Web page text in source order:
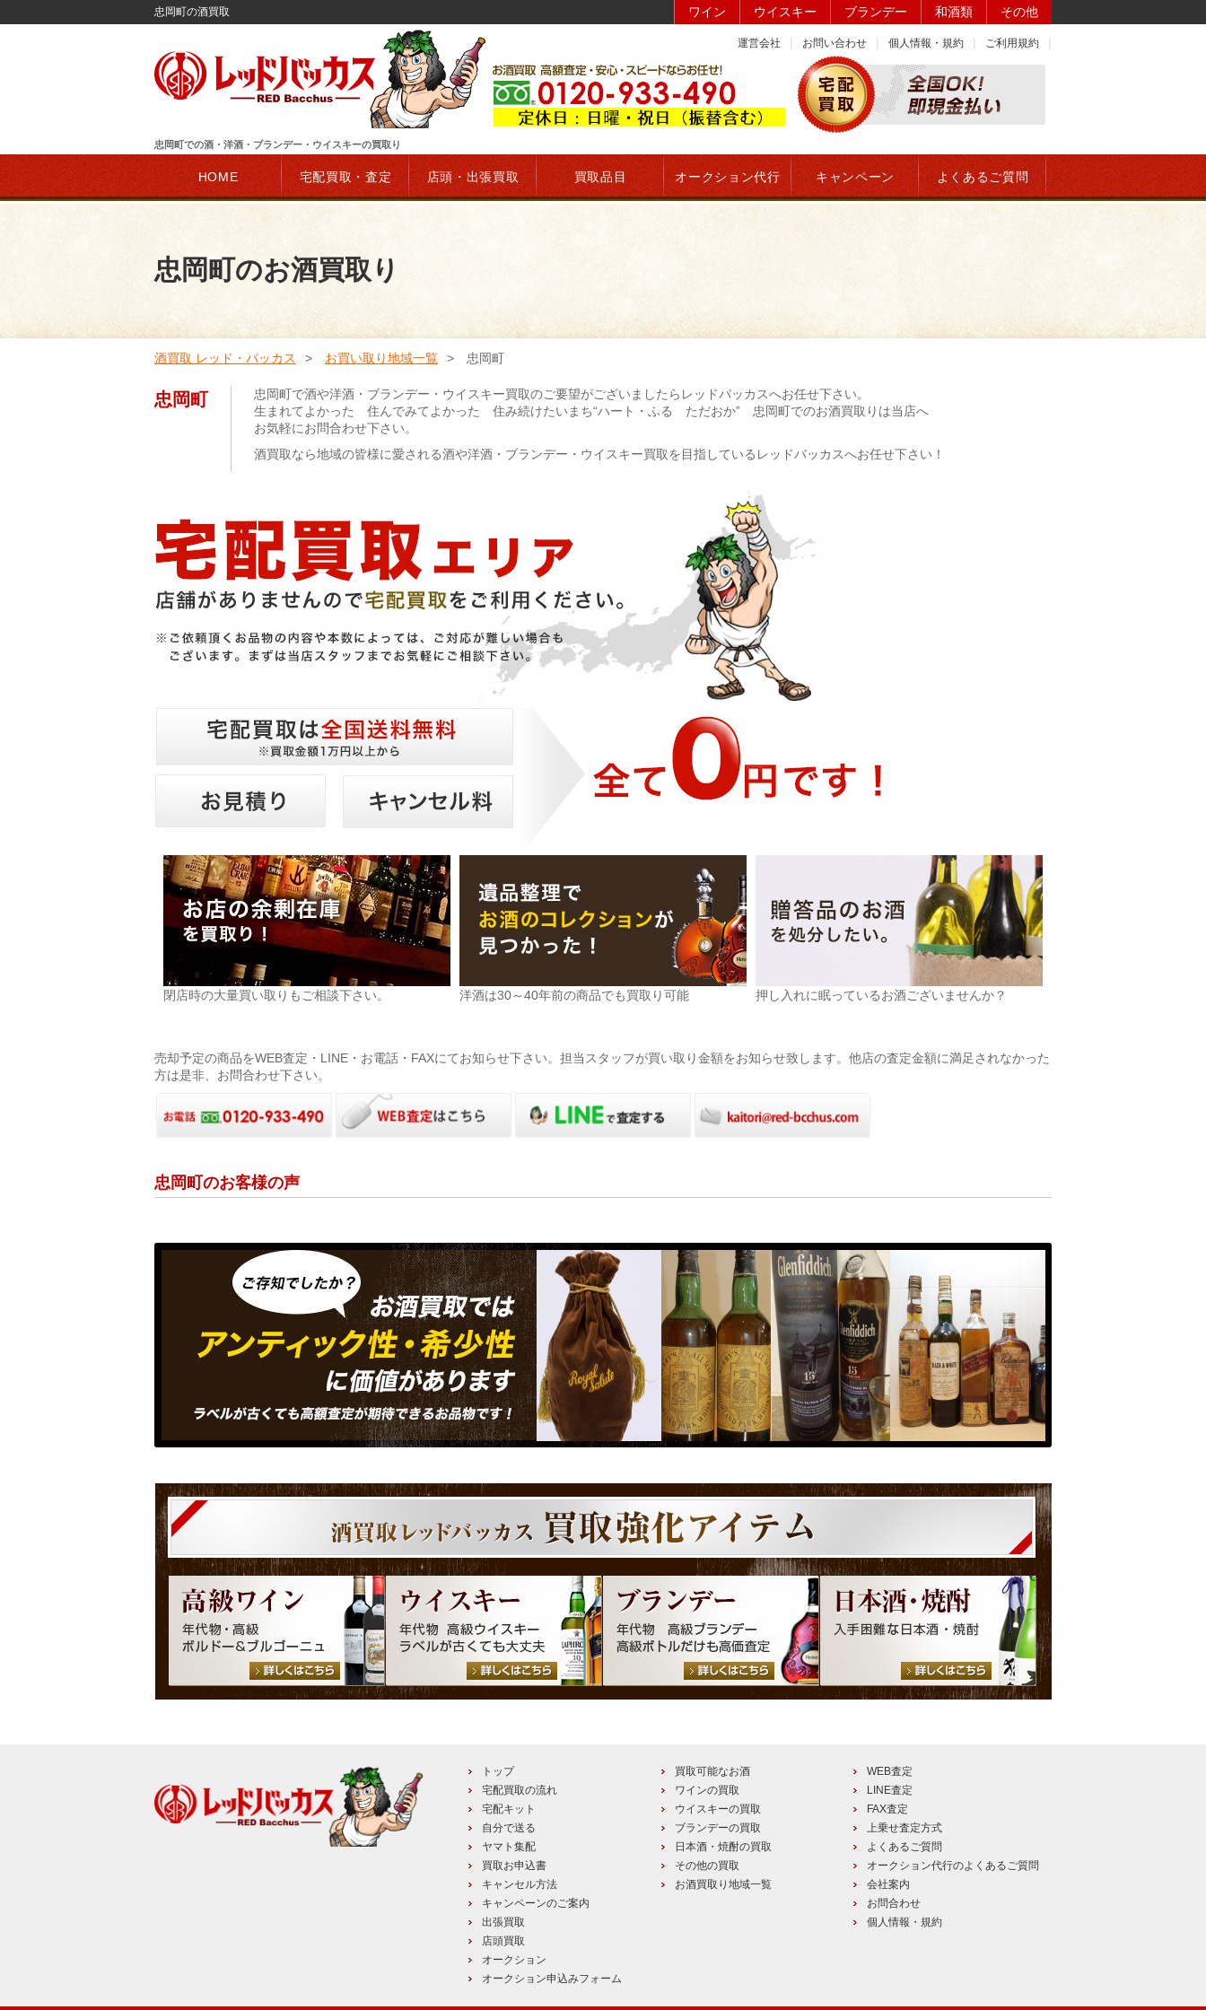
忠岡町の酒買取 ワイン ウイスキー ブランデー 和酒類 その他
運営会社 お問い合わせ 個人情報・規約 ご利用規約
忠岡町での酒・洋酒・ブランデー・ウイスキーの買取り
HOME 宅配買取・査定 店頭・出張買取 買取品目 オークション代行 キャンペーン よくあるご質問
忠岡町のお酒買取り
酒買取 レッド・バッカス お買い取り地域一覧 忠岡町
忠岡町
忠岡町で酒や洋酒・ブランデー・ウイスキー買取のご要望がございましたらレッドバッカスへお任せ下さい。
生まれてよかった 住んでみてよかった 住み続けたいまち“ハート・ふる ただおか” 忠岡町でのお酒買取りは当店へ
お気軽にお問合わせ下さい。
酒買取なら地域の皆様に愛される酒や洋酒・ブランデー・ウイスキー買取を目指しているレッドバッカスへお任せ下さい！
閉店時の大量買い取りもご相談下さい。 洋酒は30～40年前の商品でも買取り可能 押し入れに眠っているお酒ございませんか？
売却予定の商品をWEB査定・LINE・お電話・FAXにてお知らせ下さい。担当スタッフが買い取り金額をお知らせ致します。他店の査定金額に満足されなかった
方は是非、お問合わせ下さい。
忠岡町のお客様の声
トップ
宅配買取の流れ
宅配キット
自分で送る
ヤマト集配
買取お申込書
キャンセル方法
キャンペーンのご案内
出張買取
店頭買取
オークション
オークション申込みフォーム
買取可能なお酒
ワインの買取
ウイスキーの買取
ブランデーの買取
日本酒・焼酎の買取
その他の買取
お酒買取り地域一覧
WEB査定
LINE査定
FAX査定
上乗せ査定方式
よくあるご質問
オークション代行のよくあるご質問
会社案内
お問合わせ
個人情報・規約